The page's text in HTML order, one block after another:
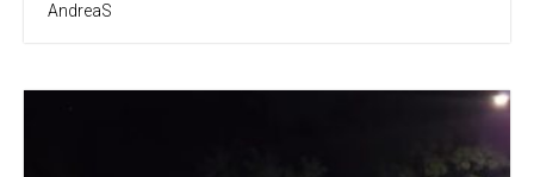
AndreaS